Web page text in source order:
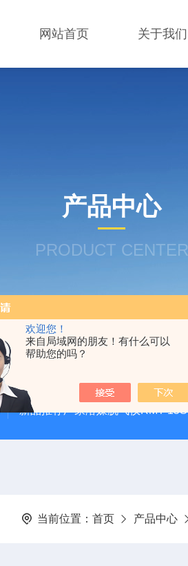
欢迎您！
来自局域网的朋友！有什么可以
帮助您的吗？
网站首页 关于我们
产品中心
PRODUCT CENTER
新品推荐厂家溶媒脱气仪RMT-15S
当前位置： 首页 产品中心